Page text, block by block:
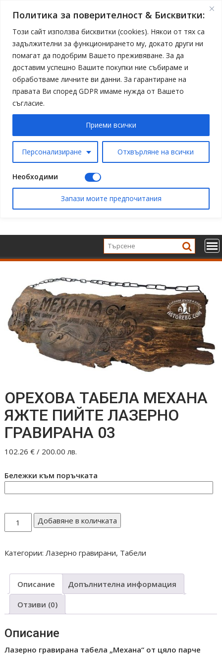
Политика за поверителност & Бисквитки:
Този сайт използва бисквитки (cookies). Някои от тях са
задължителни за функционирането му, докато други ни
помагат да подобрим Вашето преживяване. За да
доставим успешно Вашите покупки ние събираме и
обработваме личните ви данни. За гарантиране на
правата Ви според GDPR имаме нужда от Вашето
съгласие.
Персонализиране Отхвърляне на всички
Приеми всички
Необходими
Запази моите предпочитания
to
ОРЕХОВА ТАБЕЛА МЕХАНА
ЯЖТЕ ПИЙТЕ ЛАЗЕРНО
ГРАВИРАНА 03
102.26€ / 200.00 лв.
Бележки към поръчката
количество
за
ТАБЕЛА
ПИЙТЕ
ЛАЗЕРНО
ГРАВИРАНА
Добавяне в количката
Категории:Лазерно гравирани, Табели
Описание Допълнителна информация
Отзиви (0)
Описание
Лазерно гравирана табела „Механа“ от цяло парче